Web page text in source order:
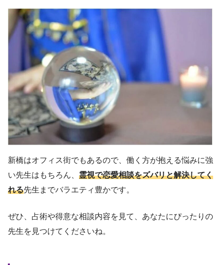
新橋はオフィス街でもあるので、働く方が抱える悩みに強
い先生はもちろん、 霊視で恋愛相談をズバリと解決してく
れる先生までバラエティ豊かです。
ぜひ、占術や得意な相談内容を見て、あなたにぴったりの
先生を見つけてくださいね。